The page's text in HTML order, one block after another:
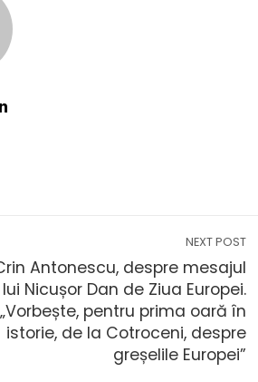
NEXT POST
Antonescu, despre mesajul
lui Nicușor Dan de Ziua Europei.
„Vorbește, pentru prima oară în
istorie, de la Cotroceni, despre
greșelile Europei”